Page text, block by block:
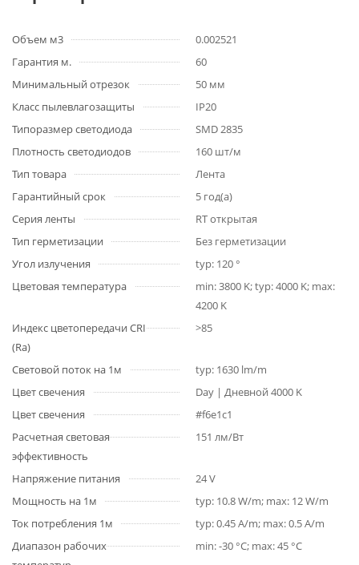
Объем м3
0.002521
Гарантия м.
60
Минимальный отрезок
50 мм
Класс пылевлагозащиты
IP20
Типоразмер светодиода
SMD 2835
Плотность светодиодов
160 шт/м
Тип товара
Лента
Гарантийный срок
5 год(а)
Серия ленты
RT открытая
Тип герметизации
Без герметизации
Угол излучения
typ: 120 °
Цветовая температура
min: 3800 K; typ: 4000 K; max:
4200 K
Индекс цветопередачи CRI
(Ra)
>85
Световой поток на 1м
typ: 1630 lm/m
Цвет свечения
Day | Дневной 4000 K
Цвет свечения
#f6e1c1
Расчетная световая
эффективность
151 лм/Вт
Напряжение питания
24 V
Мощность на 1м
typ: 10.8 W/m; max: 12 W/m
Ток потребления 1м
typ: 0.45 A/m; max: 0.5 A/m
Диапазон рабочих
min: -30 °C; max: 45 °C